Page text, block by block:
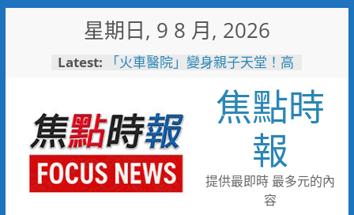
星期日, 9 8 月, 2026
Latest:
臺鐵高雄機廠變身全台最大免費
樂園 陳其邁:保存百年產業記
「火車醫院」變身親子天堂！高
雄親子遊樂園開幕首日人潮爆棚
岡山警民聯手暖助八旬嬤 「人
情味GPS」10分鐘找回返家路
跨國並肩彩排激盪爵士新火花
展現台中市爵士人才培育成果
跨域整合守護全家！鳳山醫院結
合閱讀行動與健康宣導慶父親節
焦點時
報
提供最即時 最多元的內
容